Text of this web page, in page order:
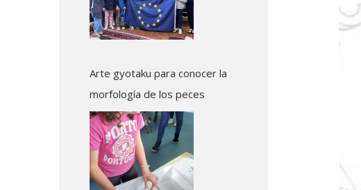
Arte gyotaku para conocer la
morfología de los peces